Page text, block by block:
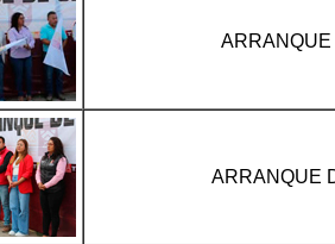
ARRANQUE